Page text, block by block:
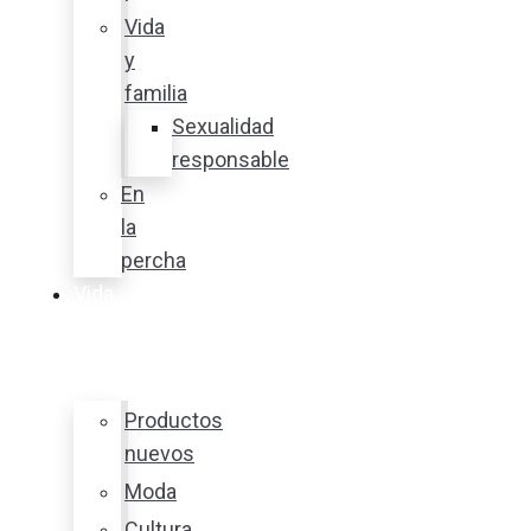
Vida
y
familia
Sexualidad
responsable
En
la
percha
Productos
nuevos
Moda